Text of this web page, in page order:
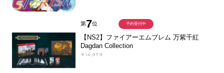
第7位
【NS2】ファイアーエムブレム 万紫千紅
Dagdan Collection
￥14,979
予約受付中